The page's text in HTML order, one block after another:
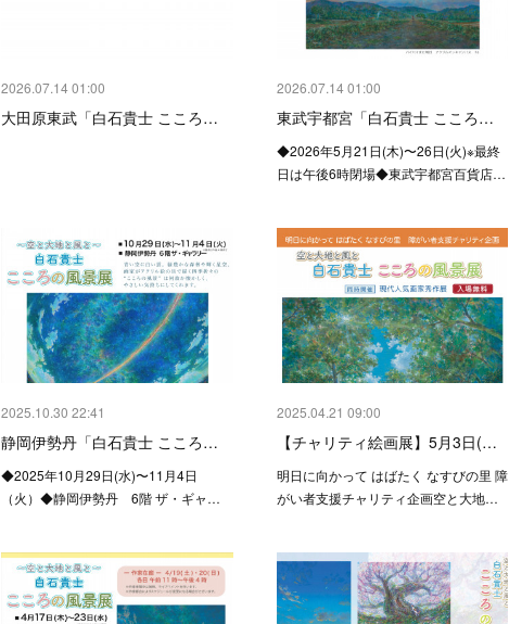
2026.07.14 01:00
大田原東武「白石貴士 こころ…
2026.07.14 01:00
東武宇都宮「白石貴士 こころ…
◆2026年5月21日(木)〜26日(火)※最終
日は午後6時閉場◆東武宇都宮百貨店…
2025.10.30 22:41
静岡伊勢丹「白石貴士 こころ…
◆2025年10月29日(水)〜11月4日
（火）◆静岡伊勢丹 6階 ザ・ギャ…
2025.04.21 09:00
【チャリティ絵画展】5月3日(…
明日に向かって はばたく なすびの里 障
がい者支援チャリティ企画空と大地…